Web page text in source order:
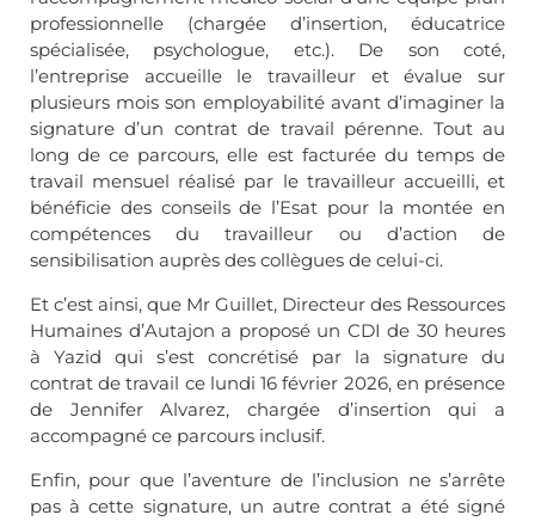
professionnelle (chargée d’insertion, éducatrice
spécialisée, psychologue, etc.). De son coté,
l’entreprise accueille le travailleur et évalue sur
plusieurs mois son employabilité avant d’imaginer la
signature d’un contrat de travail pérenne. Tout au
long de ce parcours, elle est facturée du temps de
travail mensuel réalisé par le travailleur accueilli, et
bénéficie des conseils de l’Esat pour la montée en
compétences du travailleur ou d’action de
sensibilisation auprès des collègues de celui-ci.
Et c’est ainsi, que Mr Guillet, Directeur des Ressources
Humaines d’Autajon a proposé un CDI de 30 heures
à Yazid qui s’est concrétisé par la signature du
contrat de travail ce lundi 16 février 2026, en présence
de Jennifer Alvarez, chargée d’insertion qui a
accompagné ce parcours inclusif.
Enfin, pour que l’aventure de l’inclusion ne s’arrête
pas à cette signature, un autre contrat a été signé